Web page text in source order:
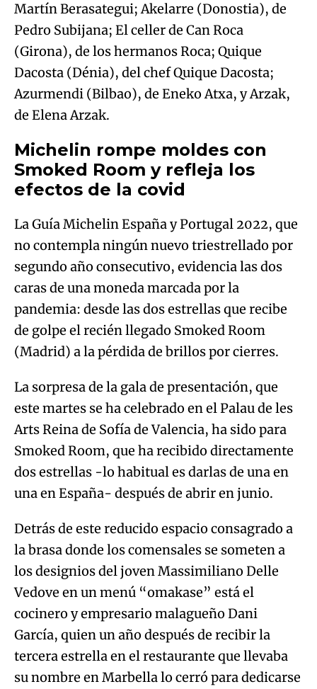
Martín Berasategui; Akelarre (Donostia), de
Pedro Subijana; El celler de Can Roca
(Girona), de los hermanos Roca; Quique
Dacosta (Dénia), del chef Quique Dacosta;
Azurmendi (Bilbao), de Eneko Atxa, y Arzak,
de Elena Arzak.
Michelin rompe moldes con
Smoked Room y refleja los
efectos de la covid
La Guía Michelin España y Portugal 2022, que
no contempla ningún nuevo triestrellado por
segundo año consecutivo, evidencia las dos
caras de una moneda marcada por la
pandemia: desde las dos estrellas que recibe
de golpe el recién llegado Smoked Room
(Madrid) a la pérdida de brillos por cierres.
La sorpresa de la gala de presentación, que
este martes se ha celebrado en el Palau de les
Arts Reina de Sofía de Valencia, ha sido para
Smoked Room, que ha recibido directamente
dos estrellas -lo habitual es darlas de una en
una en España- después de abrir en junio.
Detrás de este reducido espacio consagrado a
la brasa donde los comensales se someten a
los designios del joven Massimiliano Delle
Vedove en un menú “omakase” está el
cocinero y empresario malagueño Dani
García, quien un año después de recibir la
tercera estrella en el restaurante que llevaba
su nombre en Marbella lo cerró para dedicarse